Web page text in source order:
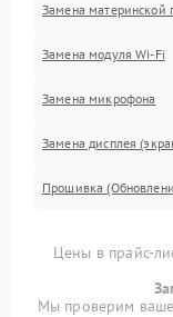
Замена материнской
Замена модуля Wi-Fi
Замена микрофона
Замена дисплея
Прошивка
Цены в прайс-
Мы проверим ваше